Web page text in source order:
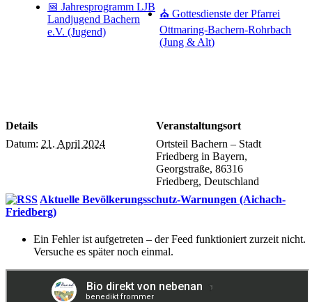
📅 Jahresprogramm LJB
Landjugend Bachern
e.V. (Jugend)
⛪ Gottesdienste der Pfarrei
Ottmaring-Bachern-Rohrbach
(Jung & Alt)
Details
Datum: 21. April 2024
Veranstaltungsort
Ortsteil Bachern – Stadt
Friedberg in Bayern,
Georgstraße, 86316
Friedberg, Deutschland
Aktuelle Bevölkerungsschutz-Warnungen (Aichach-
Friedberg)
Ein Fehler ist aufgetreten – der Feed funktioniert zurzeit nicht.
Versuche es später noch einmal.